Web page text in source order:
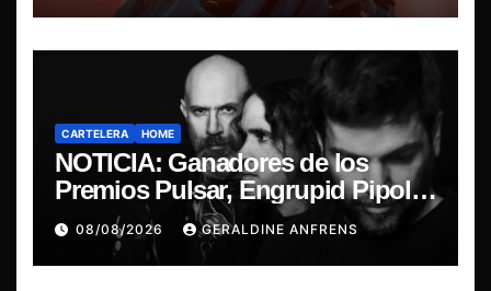
CARTELERA HOME
NOTICIA: Ganadores de los
Premios Pulsar, Engrupid Pipol
presentan show exclusivo.
08/08/2026 GERALDINE ANFRENS